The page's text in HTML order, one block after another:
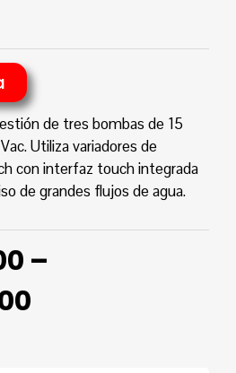
de tres bombas de 15
Utiliza variadores de
con interfaz touch integrada
de grandes flujos de agua.
–